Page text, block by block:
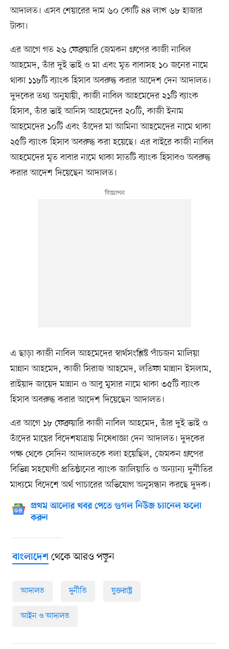
আদালত। এসব শেয়ারের দাম ৬০ কোটি ৪৪ লাখ ৬৮ হাজার
টাকা।
এর আগে গত ২৬ ফেব্রুয়ারি জেমকন গ্রুপের কাজী নাবিল
আহমেদ, তাঁর দুই ভাই ও মা এবং মৃত বাবাসহ ১০ জনের নামে
থাকা ১১৮টি ব্যাংক হিসাব অবরুদ্ধ করার আদেশ দেন আদালত।
দুদকের তথ্য অনুযায়ী, কাজী নাবিল আহমেদের ২১টি ব্যাংক
হিসাব, তাঁর ভাই আনিস আহমেদের ২০টি, কাজী ইনাম
আহমেদের ১০টি এবং তাঁদের মা আমিনা আহমেদের নামে থাকা
২৫টি ব্যাংক হিসাব অবরুদ্ধ করা হয়েছে। এর বাইরে কাজী নাবিল
আহমেদের মৃত বাবার নামে থাকা সাতটি ব্যাংক হিসাবও অবরুদ্ধ
করার আদেশ দিয়েছেন আদালত।
এ ছাড়া কাজী নাবিল আহমেদের স্বার্থসংশ্লিষ্ট পাঁচজন মালিয়া
মান্নান আহমেদ, কাজী সিরাজ আহমেদ, লতিফা মান্নান ইসলাম,
রাইয়াদ জায়েদ মান্নান ও আবু মুসার নামে থাকা ৩৫টি ব্যাংক
হিসাব অবরুদ্ধ করার আদেশ দিয়েছেন আদালত।
এর আগে ১৮ ফেব্রুয়ারি কাজী নাবিল আহমেদ, তাঁর দুই ভাই ও
তাঁদের মায়ের বিদেশযাত্রায় নিষেধাজ্ঞা দেন আদালত। দুদকের
পক্ষ থেকে সেদিন আদালতকে বলা হয়েছিল, জেমকন গ্রুপের
বিভিন্ন সহযোগী প্রতিষ্ঠানের ব্যাংক জালিয়াতি ও অন্যান্য দুর্নীতির
মাধ্যমে বিদেশে অর্থ পাচারের অভিযোগ অনুসন্ধান করছে দুদক।
প্রথম আলোর খবর পেতে গুগল নিউজ চ্যানেল ফলো
করুন
বাংলাদেশথেকে আরও পড়ুন
আদালত দুর্নীতি যুক্তরাষ্ট্র
আইন ও আদালত